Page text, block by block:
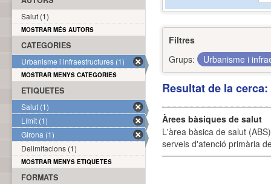
Filtres
Grups:
Urbanisme i
Resultat de la
Àrees bàsiques de salut
L'àrea bàsica de salut
serveis d'atenció primària
Salut (1)
MOSTRAR MÉS AUTORS
CATEGORIES
Urbanisme i infraestructures (1)
MOSTRAR MENYS CATEGORIES
ETIQUETES
Salut (1)
Límit (1)
Girona (1)
Delimitacions (1)
MOSTRAR MENYS ETIQUETES
FORMATS